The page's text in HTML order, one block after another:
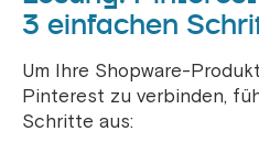
3 einfachen
Um Ihre Shopware-
Pinterest zu verbinden,
Schritte aus: